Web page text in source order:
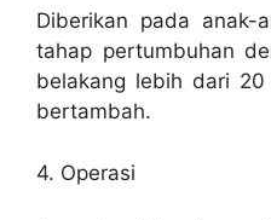
Diberikan pada anak-
tahap pertumbuhan
belakang lebih dari
bertambah.
4. Operasi